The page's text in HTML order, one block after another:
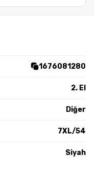
1676081280
2. El
Diğer
7XL/54
Siyah